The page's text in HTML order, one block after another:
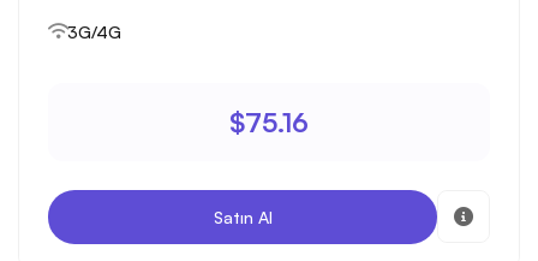
3G/4G
$75.16
Satın Al